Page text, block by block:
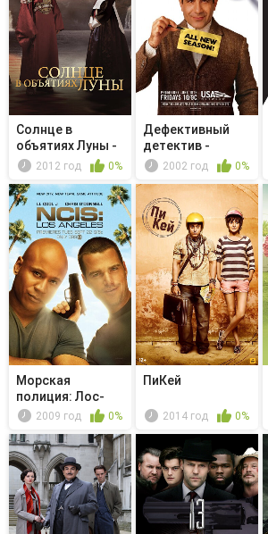
Солнце в
объятиях Луны -
Серия 20
2012 год 0%
Дефективный
детектив -
Мистер Монк
2002 год 0%
Морская
полиция: Лос-
Анджелес -
2009 год 0%
ПиКей
2014 год 0%